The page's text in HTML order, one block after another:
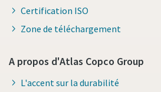
Certification ISO
Zone de téléchargement
A propos d'Atlas Copco Group
L'accent sur la durabilité